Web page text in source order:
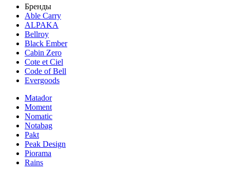
Бренды
Able Carry
ALPAKA
Bellroy
Black Ember
Cabin Zero
Cote et Ciel
Code of Bell
Evergoods
Matador
Moment
Nomatic
Notabag
Pakt
Peak Design
Piorama
Rains